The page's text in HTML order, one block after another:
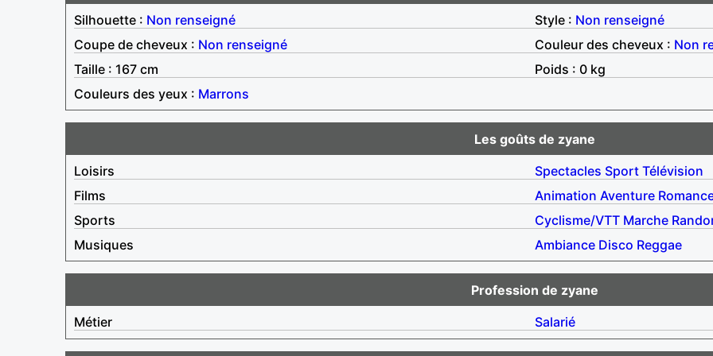
Silhouette : Non renseigné Style : Non renseigné
Coupe de cheveux : Non renseigné Couleur des cheveux : Non
Taille : 167 cm
Poids : 0 kg
Couleurs des yeux : Marrons
Les goûts de zyane
Loisirs
Spectacles Sport Télévision
Films
Animation Aventure
Sports
Cyclisme/VTT Marche
Musiques
Ambiance Disco Reggae
Profession de zyane
Métier
Salarié